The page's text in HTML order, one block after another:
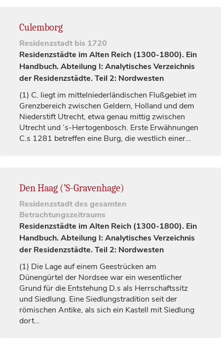
Culemborg
Residenzstadt bis 1720
Residenzstädte im Alten Reich (1300-1800). Ein
Handbuch. Abteilung I: Analytisches Verzeichnis
der Residenzstädte. Teil 2: Nordwesten
(1) C. liegt im mittelniederländischen Flußgebiet im
Grenzbereich zwischen Geldern, Holland und dem
NiederstiftUtrecht, etwa genau mittig zwischen
Utrechtund ’s-Hertogenbosch. Erste Erwähnungen
C.s 1281 betreffen eine Burg, die westlich einer…
Den Haag (’S-Gravenhage)
Residenzstadtdes gesamten
Betrachtungszeitraums
Residenzstädte im Alten Reich (1300-1800). Ein
Handbuch. Abteilung I: Analytisches Verzeichnis
der Residenzstädte. Teil 2: Nordwesten
(1) Die Lage auf einem Geestrücken am
Dünengürtel der Nordsee war ein wesentlicher
Grund für die Entstehung D.s als Herrschaftssitz
und Siedlung. Eine Siedlungstradition seit der
römischen Antike, als sich ein Kastell mit Siedlung
dort…